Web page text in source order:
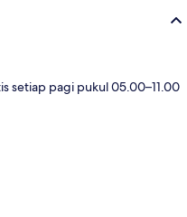
setiap pagi pukul 05.00–11.00